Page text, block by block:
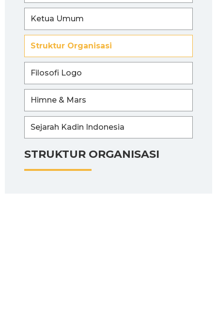
STRUKTUR ORGANISASI
Ketua Umum
Struktur Organisasi
Filosofi Logo
Himne & Mars
Sejarah Kadin Indonesia